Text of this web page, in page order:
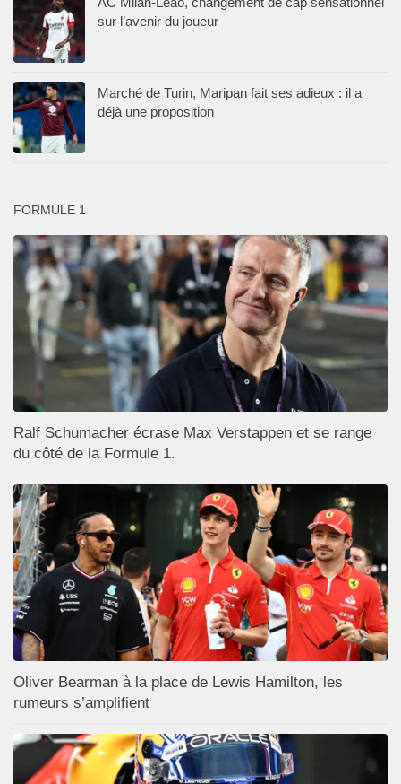
sur l’avenir du joueur
Marché de Turin, Maripan fait ses adieux : il a
déjà une proposition
FORMULE 1
Ralf Schumacher écrase Max Verstappen et se range
du côté de la Formule 1.
Oliver Bearman à la place de Lewis Hamilton, les
rumeurs s’amplifient